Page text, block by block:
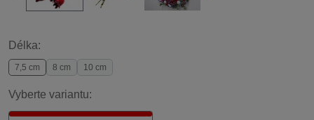
Délka:
7,5 cm 8 cm 10 cm
Vyberte variantu: